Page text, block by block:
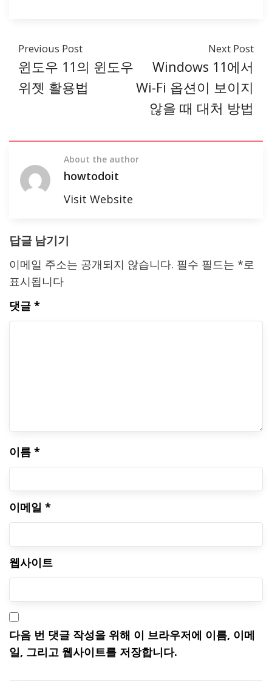
Previous Post
윈도우 11의 윈도우
위젯 활용법
Next Post
Windows 11에서
Wi-Fi 옵션이 보이지
않을 때 대처 방법
About the author
howtodoit
Visit Website
답글 남기기
이메일 주소는 공개되지 않습니다. 필수 필드는 *로
표시됩니다
댓글 *
이름 *
이메일 *
웹사이트
다음 번 댓글 작성을 위해 이 브라우저에 이름, 이메
일, 그리고 웹사이트를 저장합니다.